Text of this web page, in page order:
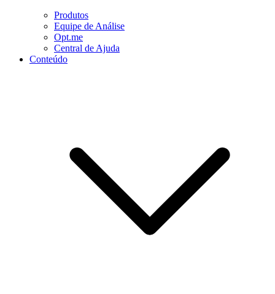
Produtos
Equipe de Análise
Opt.me
Central de Ajuda
Conteúdo